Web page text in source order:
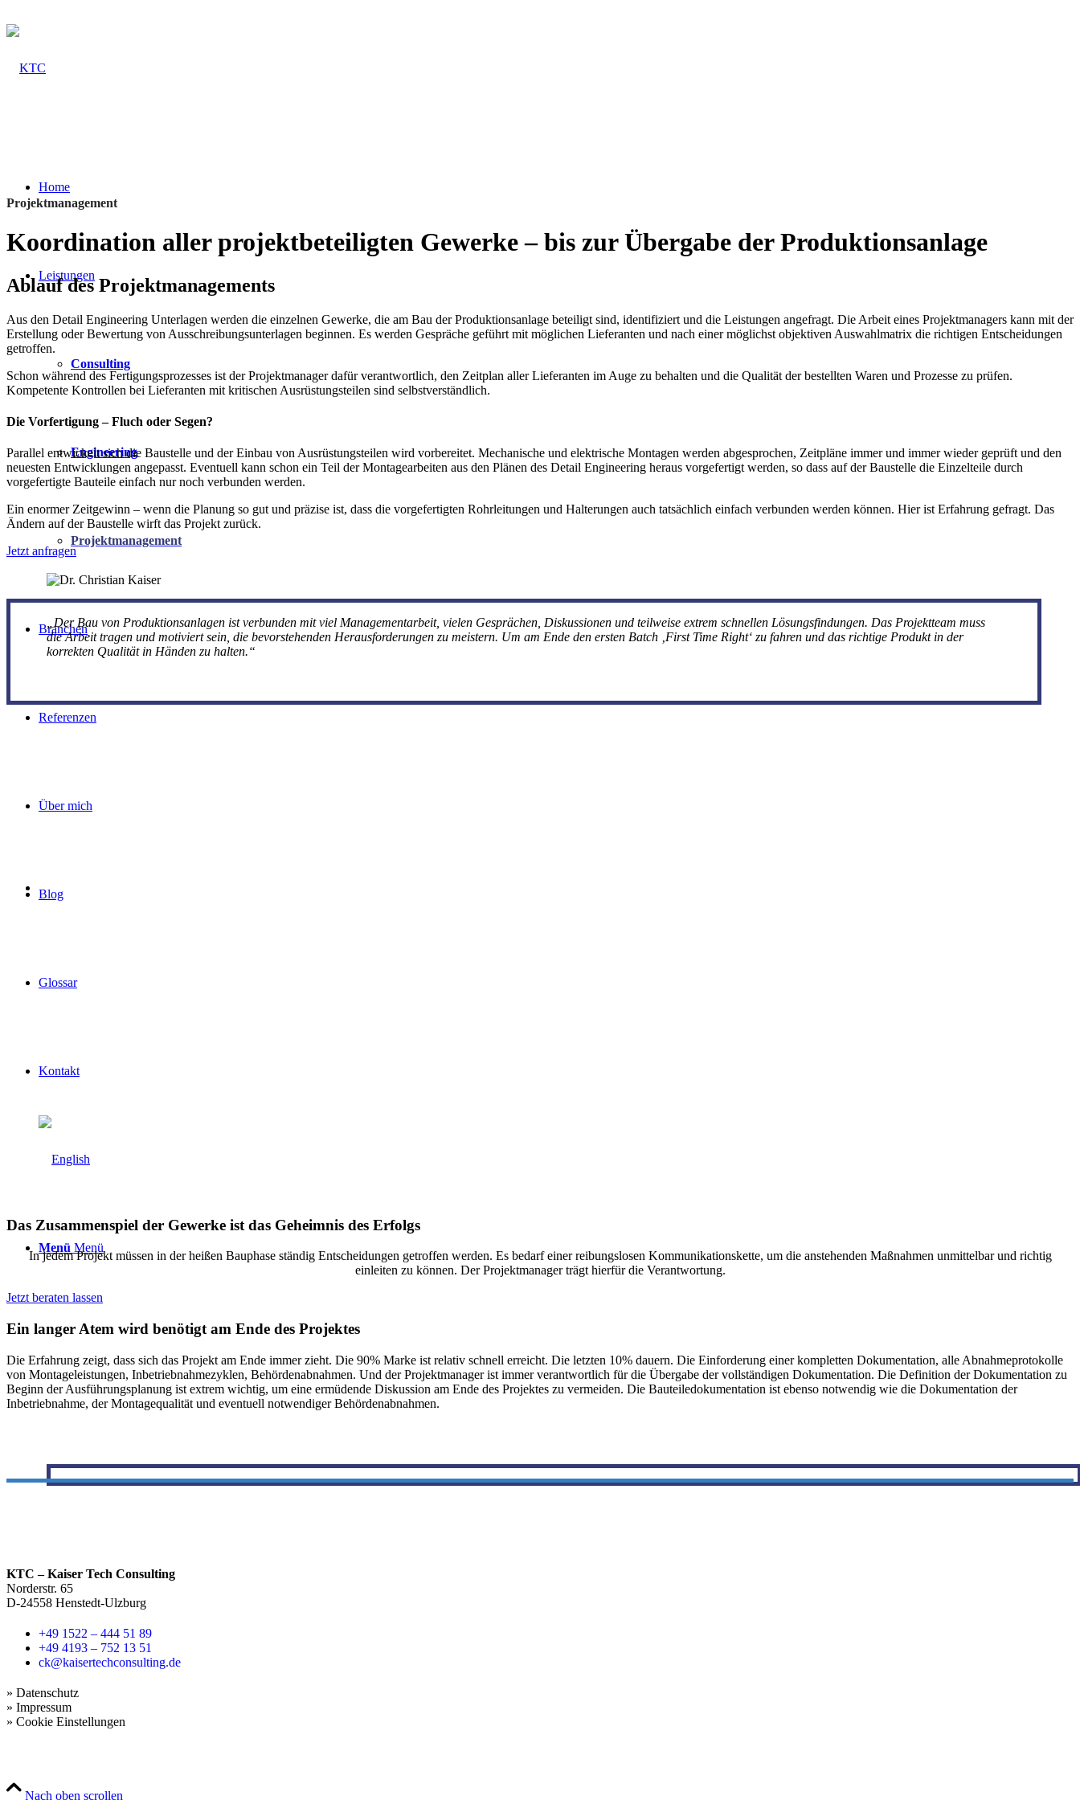
Home
Leistungen
Consulting
Engineering
Projektmanagement
Branchen
Referenzen
Über mich
Blog
Glossar
Kontakt
Menü Menü
Projektmanagement
Koordination aller projektbeteiligten Gewerke – bis zur Übergabe der Produktionsanlage
Ablauf des Projektmanagements
Aus den Detail Engineering Unterlagen werden die einzelnen Gewerke, die am Bau der Produktionsanlage beteiligt sind, identifiziert und die Leistungen angefragt. Die Arbeit eines Projektmanagers kann mit der
Erstellung oder Bewertung von Ausschreibungsunterlagen beginnen. Es werden Gespräche geführt mit möglichen Lieferanten und nach einer möglichst objektiven Auswahlmatrix die richtigen Entscheidungen
getroffen.
Schon während des Fertigungsprozesses ist der Projektmanager dafür verantwortlich, den Zeitplan aller Lieferanten im Auge zu behalten und die Qualität der bestellten Waren und Prozesse zu prüfen.
Kompetente Kontrollen bei Lieferanten mit kritischen Ausrüstungsteilen sind selbstverständlich.
Die Vorfertigung – Fluch oder Segen?
Parallel entwickelt sich die Baustelle und der Einbau von Ausrüstungsteilen wird vorbereitet. Mechanische und elektrische Montagen werden abgesprochen, Zeitpläne immer und immer wieder geprüft und den
neuesten Entwicklungen angepasst. Eventuell kann schon ein Teil der Montagearbeiten aus den Plänen des Detail Engineering heraus vorgefertigt werden, so dass auf der Baustelle die Einzelteile durch
vorgefertigte Bauteile einfach nur noch verbunden werden.
Ein enormer Zeitgewinn – wenn die Planung so gut und präzise ist, dass die vorgefertigten Rohrleitungen und Halterungen auch tatsächlich einfach verbunden werden können. Hier ist Erfahrung gefragt. Das
Ändern auf der Baustelle wirft das Projekt zurück.
Jetzt anfragen
„Der Bau von Produktionsanlagen ist verbunden mit viel Managementarbeit, vielen Gesprächen, Diskussionen und teilweise extrem schnellen Lösungsfindungen. Das Projektteam muss
die Arbeit tragen und motiviert sein, die bevorstehenden Herausforderungen zu meistern. Um am Ende den ersten Batch ‚First Time Right‘ zu fahren und das richtige Produkt in der
korrekten Qualität in Händen zu halten.“
Das Zusammenspiel der Gewerke ist das Geheimnis des Erfolgs
In jedem Projekt müssen in der heißen Bauphase ständig Entscheidungen getroffen werden. Es bedarf einer reibungslosen Kommunikationskette, um die anstehenden Maßnahmen unmittelbar und richtig
einleiten zu können. Der Projektmanager trägt hierfür die Verantwortung.
Jetzt beraten lassen
Ein langer Atem wird benötigt am Ende des Projektes
Die Erfahrung zeigt, dass sich das Projekt am Ende immer zieht. Die 90% Marke ist relativ schnell erreicht. Die letzten 10% dauern. Die Einforderung einer kompletten Dokumentation, alle Abnahmeprotokolle
von Montageleistungen, Inbetriebnahmezyklen, Behördenabnahmen. Und der Projektmanager ist immer verantwortlich für die Übergabe der vollständigen Dokumentation. Die Definition der Dokumentation zu
Beginn der Ausführungsplanung ist extrem wichtig, um eine ermüdende Diskussion am Ende des Projektes zu vermeiden. Die Bauteiledokumentation ist ebenso notwendig wie die Dokumentation der
Inbetriebnahme, der Montagequalität und eventuell notwendiger Behördenabnahmen.
KTC – Kaiser Tech Consulting
Norderstr. 65
D-24558 Henstedt-Ulzburg
+49 1522 – 444 51 89
+49 4193 – 752 13 51
ck@kaisertechconsulting.de
» Datenschutz
» Impressum
» Cookie Einstellungen
Nach oben scrollen